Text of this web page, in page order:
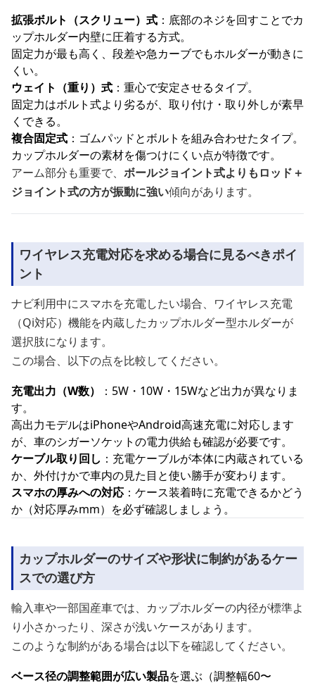
拡張ボルト（スクリュー）式 ：底部のネジを回すことでカ
ップホルダー内壁に圧着する方式。
固定力が最も高く、段差や急カーブでもホルダーが動きに
くい。
ウェイト（重り）式 ：重心で安定させるタイプ。
固定力はボルト式より劣るが、取り付け・取り外しが素早
くできる。
複合固定式 ：ゴムパッドとボルトを組み合わせたタイプ。
カップホルダーの素材を傷つけにくい点が特徴です。
アーム部分も重要で、 ボールジョイント式よりもロッド＋
ジョイント式の方が振動に強い傾向があります。
ワイヤレス充電対応を求める場合に見るべきポイ
ント
ナビ利用中にスマホを充電したい場合、ワイヤレス充電
（Qi対応）機能を内蔵したカップホルダー型ホルダーが
選択肢になります。
この場合、以下の点を比較してください。
充電出力（W数）
：5W・10W・15Wなど出力が異なりま
す。
高出力モデルはiPhoneやAndroid高速充電に対応します
が、車のシガーソケットの電力供給も確認が必要です。
ケーブル取り回し ：充電ケーブルが本体に内蔵されている
か、外付けかで車内の見た目と使い勝手が変わります。
スマホの厚みへの対応 ：ケース装着時に充電できるかどう
か（対応厚みmm）を必ず確認しましょう。
カップホルダーのサイズや形状に制約があるケー
スでの選び方
輸入車や一部国産車では、カップホルダーの内径が標準よ
り小さかったり、深さが浅いケースがあります。
このような制約がある場合は以下を確認してください。
ベース径の調整範囲が広い製品を選ぶ（調整幅60〜